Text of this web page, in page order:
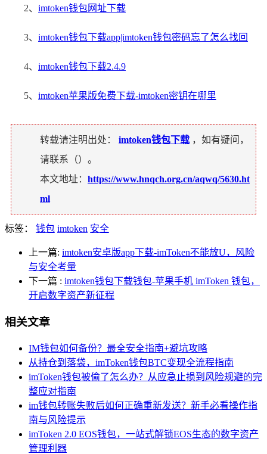
2、 imtoken钱包网址下载
3、 imtoken钱包下载app|imtoken钱包密码忘了怎么找回
4、 imtoken钱包下载2.4.9
5、 imtoken苹果版免费下载-imtoken密钥在哪里
转载请注明出处： imtoken钱包下载 ，如有疑问，
请联系（）。
本文地址： https://www.hnqch.org.cn/aqwq/5630.ht
ml
标签： 钱包 imtoken 安全
上一篇: imtoken安卓版app下载-imToken不能放U，风险
与安全考量
下一篇 : imtoken钱包下载钱包-苹果手机 imToken 钱包，
开启数字资产新征程
相关文章
IM钱包如何备份？最全安全指南+避坑攻略
从持仓到落袋，imToken钱包BTC变现全流程指南
imToken钱包被偷了怎么办？从应急止损到风险规避的完
整应对指南
im钱包转账失败后如何正确重新发送？新手必看操作指
南与风险提示
imToken 2.0 EOS钱包，一站式解锁EOS生态的数字资产
管理利器